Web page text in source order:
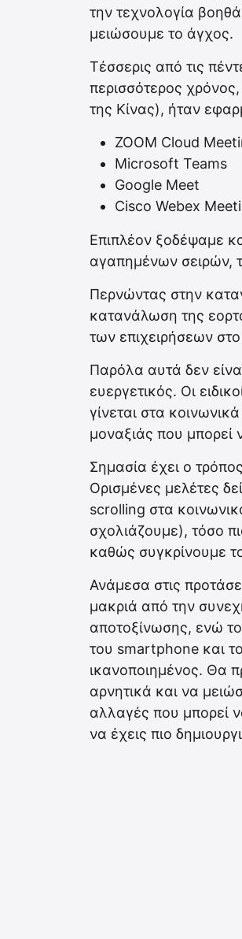
την τεχνολογία
μειώσουμε το άγχος.
Τέσσερις από τις
περισσότερος
της Κίνας), ήταν
ZOOM Cloud
Microsoft Teams
Google Meet
Cisco Webex
Επιπλέον ξοδέψαμε
αγαπημένων σειρών,
Περνώντας στην
κατανάλωση της
των επιχειρήσεων
Παρόλα αυτά δεν
ευεργετικός. Οι
γίνεται στα
μοναξιάς που
Σημασία έχει ο
Ορισμένες μελέτες
scrolling στα
σχολιάζουμε), τόσο
καθώς συγκρίνουμε
Ανάμεσα στις
μακριά από την
αποτοξίνωσης, ενώ το
του smartphone και
ικανοποιημένος. Θα
αρνητικά και να
αλλαγές που μπορεί
να έχεις πιο